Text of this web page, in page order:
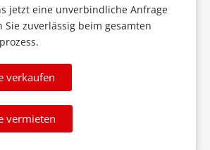
jetzt eine unverbindliche Anfrage
Sie zuverlässig beim gesamten
verkaufen
vermieten